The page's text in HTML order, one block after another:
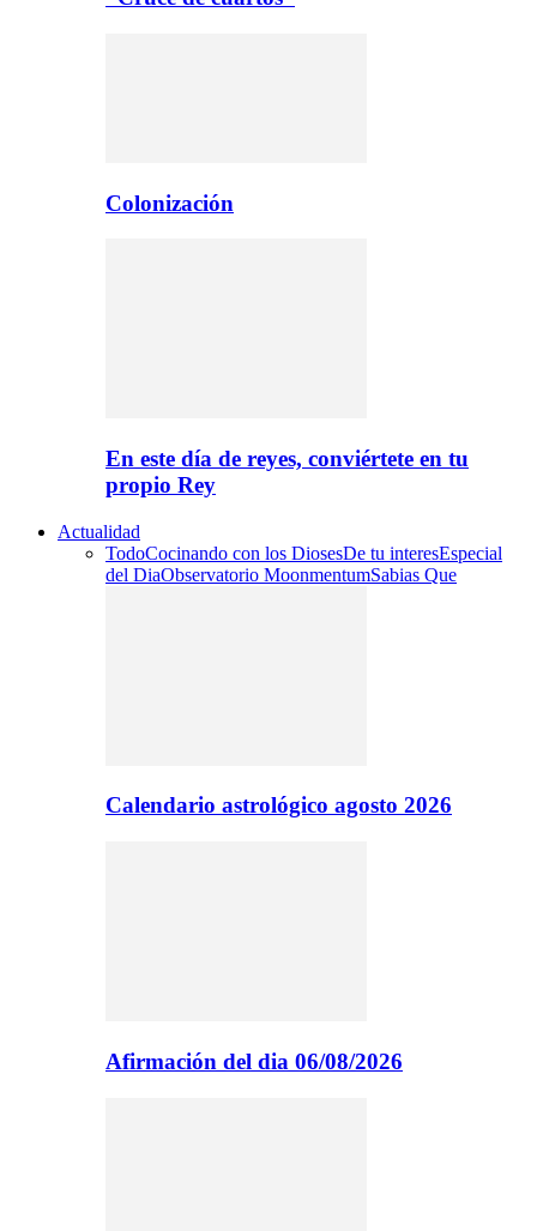
Colonización
En este día de reyes, conviértete en tu
propio Rey
Actualidad
TodoCocinando con los DiosesDe tu interesEspecial
del DiaObservatorio MoonmentumSabias Que
Calendario astrológico agosto 2026
Afirmación del dia 06/08/2026